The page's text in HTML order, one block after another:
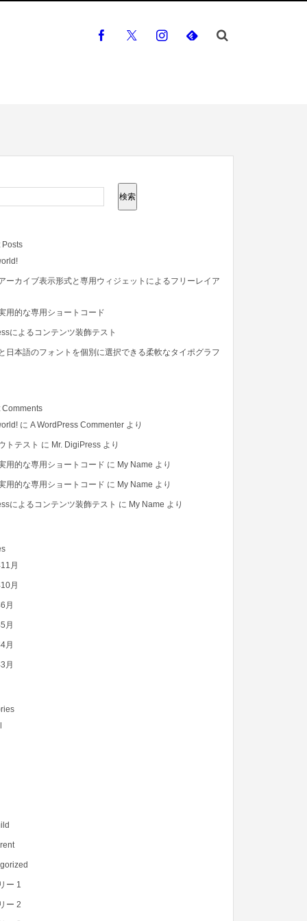
検索
Posts
ーカイブ表示形式と専用ウィジェットによるフリーレイア
用的な専用ショートコード
によるコンテンツ装飾テスト
日本語のフォントを個別に選択できる柔軟なタイポグラフ
Comments
に A WordPress Commenter より
トテスト に Mr. DigiPress より
用的な専用ショートコード に My Name より
用的な専用ショートコード に My Name より
によるコンテンツ装飾テスト に My Name より
月
月
月
月
月
月
ー 1
ー 2